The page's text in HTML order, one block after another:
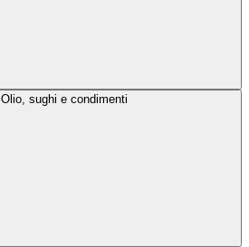
Olio, sughi e condimenti